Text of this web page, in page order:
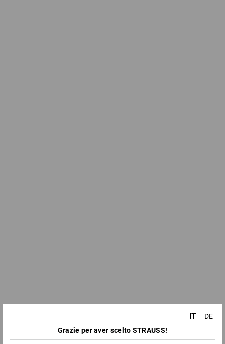
IT
DE
Grazie per aver scelto STRAUSS!